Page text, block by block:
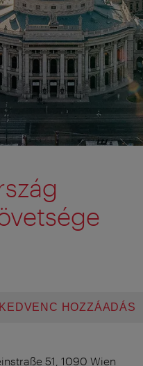
KEDVENC HOZZÁADÁS
51, 1090 Wien